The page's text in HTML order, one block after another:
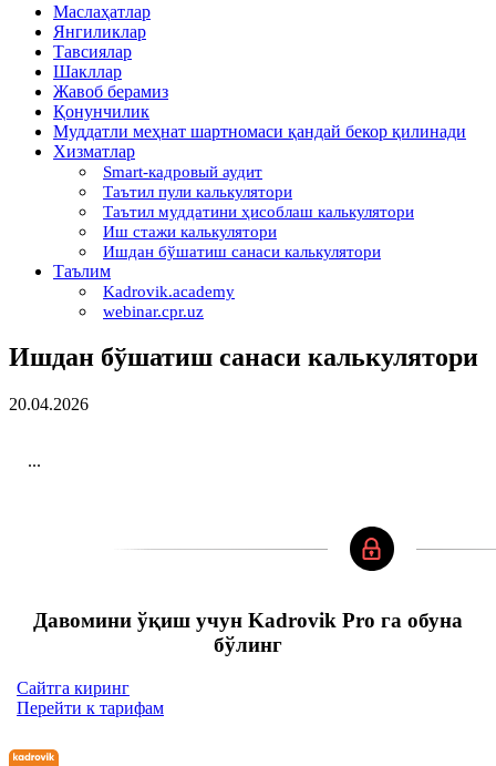
Маслаҳатлар
Янгиликлар
Тавсиялар
Шакллар
Жавоб берамиз
Қонунчилик
Муддатли меҳнат шартномаси қандай бекор қилинади
Хизматлар
Smart-кадровый аудит
Таътил пули калькулятори
Таътил муддатини ҳисоблаш калькулятори
Иш стажи калькулятори
Ишдан бўшатиш санаси калькулятори
Таълим
Kadrovik.academy
webinar.cpr.uz
Ишдан бўшатиш санаси калькулятори
20.04.2026
...
Давомини ўқиш учун Kadrovik Pro га обуна
бўлинг
Сайтга киринг
Перейти к тарифам